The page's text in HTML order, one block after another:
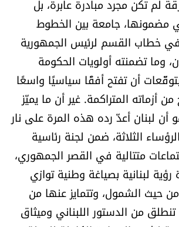
لم تكن مجرد مبادرة عابرة، بل
مضمونها، جامعة بين الخطوط
في خطاب القسم لرئيس الجمهورية
وما تضمنته أولويات الحكومة
أن تفتح أفقًا سياسيًا واسعًا
أزماته المتراكمة. غير أن ما يميّز
أن لبنان أعدّ رده هذه المرة على نار
الثلاثة، ضمن لجنة رئاسية
متتالية في القصر الجمهوري،
لبنانية بصياغة وطنية توازي
من حيث الشمول، وتتمايز عنها من
من الدستور اللبناني وميثاق